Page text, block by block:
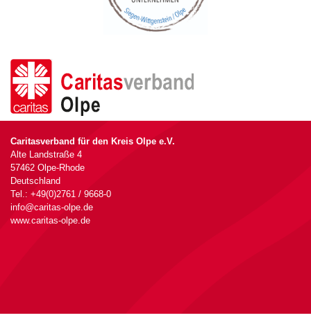
Caritasverband für den Kreis Olpe e.V.
Alte Landstraße 4
57462 Olpe-Rhode
Deutschland
Tel.: +49(0)2761 / 9668-0
info@caritas-olpe.de
www.caritas-olpe.de